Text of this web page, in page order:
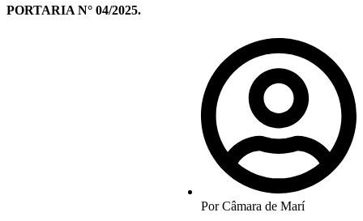
PORTARIA N° 04/2025.
PorCâmara de Marí